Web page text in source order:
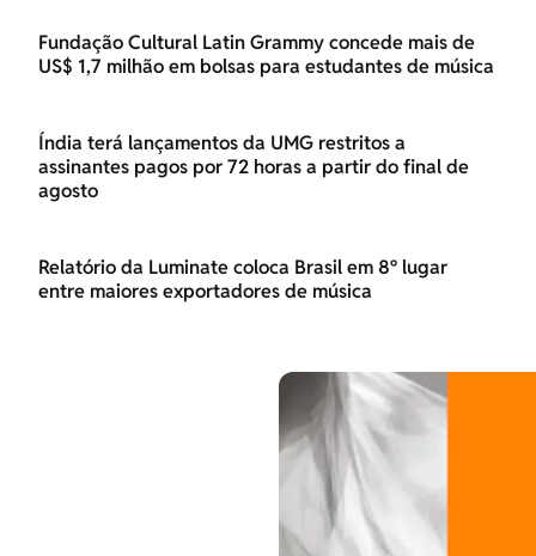
Fundação Cultural Latin Grammy concede mais de
US$ 1,7 milhão em bolsas para estudantes de música
Índia terá lançamentos da UMG restritos a
assinantes pagos por 72 horas a partir do final de
agosto
Relatório da Luminate coloca Brasil em 8º lugar
entre maiores exportadores de música